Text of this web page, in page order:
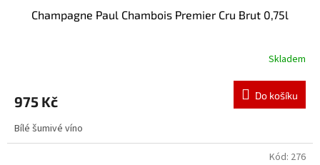
Champagne Paul Chambois Premier Cru Brut 0,75l
Skladem
975 Kč Do košíku
Bílé šumivé víno
Kód: 276